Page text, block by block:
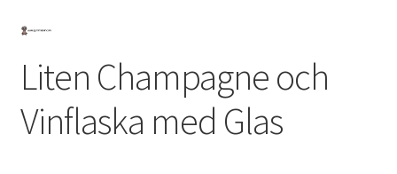
Liten Champagne och
Vinflaska med Glas